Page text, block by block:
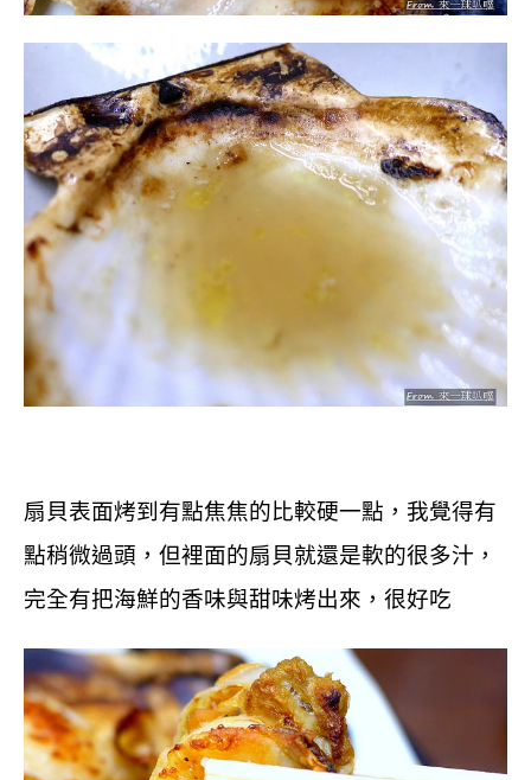
扇貝表面烤到有點焦焦的比較硬一點， 我覺得有
點稍微過頭， 但裡面的扇貝就還是軟的很多汁，
完全有把海鮮的香味與甜味烤出來， 很好吃